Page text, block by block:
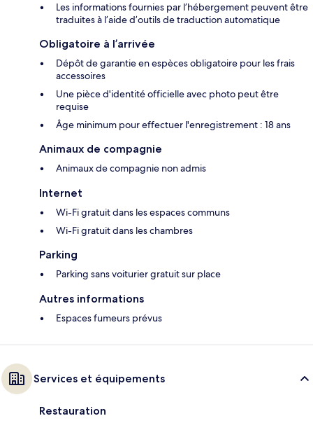
Les informations fournies par l’hébergement peuvent être
traduites à l’aide d’outils de traduction automatique
Obligatoire à l’arrivée
Dépôt de garantie en espèces obligatoire pour les frais
accessoires
Une pièce d'identité officielle avec photo peut être
requise
Âge minimum pour effectuer l'enregistrement : 18 ans
Animaux de compagnie
Animaux de compagnie non admis
Internet
Wi-Fi gratuit dans les espaces communs
Wi-Fi gratuit dans les chambres
Parking
Parking sans voiturier gratuit sur place
Autres informations
Espaces fumeurs prévus
Services et équipements
Restauration